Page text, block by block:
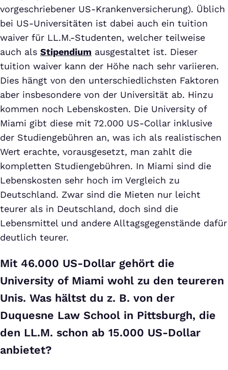
vorgeschriebener US-Krankenversicherung). Üblich
bei US-Universitäten ist dabei auch ein tuition
waiver für LL.M.-Studenten, welcher teilweise
auch als Stipendium ausgestaltet ist. Dieser
tuition waiver kann der Höhe nach sehr variieren.
Dies hängt von den unterschiedlichsten Faktoren
aber insbesondere von der Universität ab. Hinzu
kommen noch Lebenskosten. Die University of
Miami gibt diese mit 72.000 US-Collar inklusive
der Studiengebühren an, was ich als realistischen
Wert erachte, vorausgesetzt, man zahlt die
kompletten Studiengebühren. In Miami sind die
Lebenskosten sehr hoch im Vergleich zu
Deutschland. Zwar sind die Mieten nur leicht
teurer als in Deutschland, doch sind die
Lebensmittel und andere Alltagsgegenstände dafür
deutlich teurer.
Mit 46.000 US-Dollar gehört die
University of Miami wohl zu den teureren
Unis. Was hältst du z. B. von der
Duquesne Law School in Pittsburgh, die
den LL.M. schon ab 15.000 US-Dollar
anbietet?